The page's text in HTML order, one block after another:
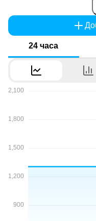
24 часа